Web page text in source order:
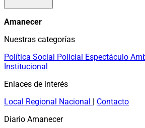
Amanecer
Nuestras categorías
Política Social Policial Espectáculo
Institucional
Enlaces de interés
Local Regional Nacional | Contacto
Diario Amanecer